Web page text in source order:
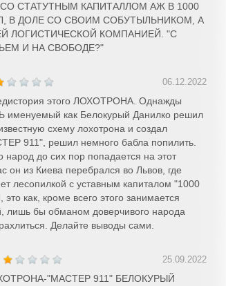
СТАТУТНЫМ КАПИТАЛЛОМ АЖ В 1000
В ДОЛЕ СО СВОИМ СОБУТЫЛЬНИКОМ, А
ЛОГИСТИЧЕСКОЙ КОМПАНИЕЙ. "С
И НА СВОБОДЕ?"
06.12.2022
этого ЛОХОТРОНА. Однажды
именуемый как Белокурый Данилко решил
схему лохотрона и создал
911", решил немного бабла попилить.
народ до сих пор попадается на этот
он из Киева перебрался во Львов, где
лесопилкой с уставным капиталом "1000
это как, кроме всего этого занимается
лишь бы обманом доверчивого народа
Делайте выводы сами.
25.09.2022
"МАСТЕР 911" БЕЛОКУРЫЙ